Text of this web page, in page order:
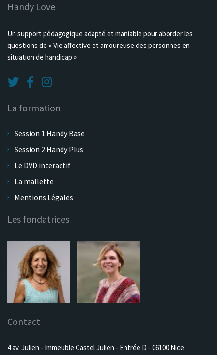
Handy Love
Un support pédagogique adapté et maniable pour aborder les
questions de « Vie affective et amoureuse des personnes en
situation de handicap ».
La formation
Session 1 Handy Base
Session 2 Handy Plus
Le DVD interactif
La mallette
Mentions Légales
Les fondatrices
Contact
4 av. Julien - Immeuble Castel Julien - Entrée D - 06100 Nice